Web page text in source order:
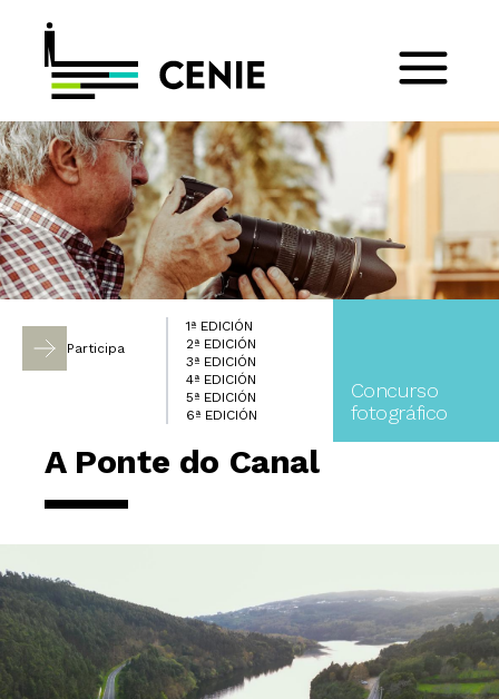
Participa
1ª EDICIÓN
2ª EDICIÓN
3ª EDICIÓN
4ª EDICIÓN
5ª EDICIÓN
6ª EDICIÓN
Concurso
fotográfico
A Ponte do Canal